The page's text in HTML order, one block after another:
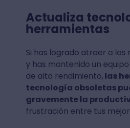
Actualiza
herramientas
Si has logrado atraer a
y has mantenido un
de alto rendimiento, las
tecnología obsoletas
gravemente la
frustración entre tus